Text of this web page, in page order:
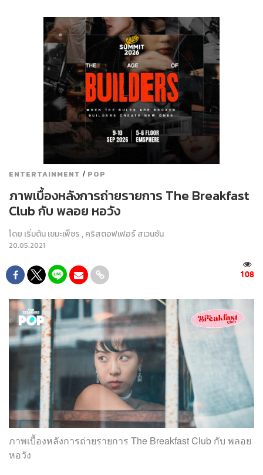
ENTERTAINMENT / POP
ภาพเบื้องหลังการถ่ายรายการ The Breakfast
Club กับ พลอย หอวัง
โดย เริ่มต้น เขมะเพ็ชร , คริสตอฟเฟอร์ สเวนซัน
20.05.2021
108
ภาพเบื้องหลังการถ่ายรายการ The Breakfast Club กับ พลอย
หอวัง